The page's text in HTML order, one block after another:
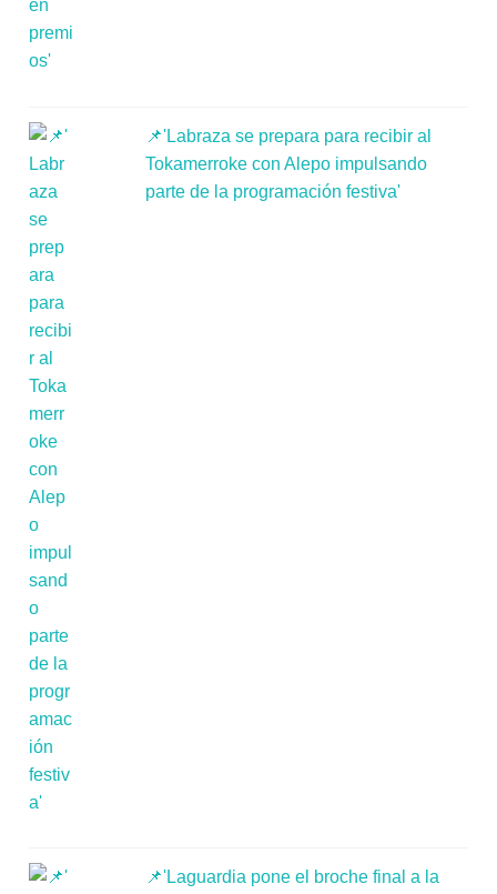
📌'Labraza se prepara para recibir al
Tokamerroke con Alepo impulsando
parte de la programación festiva'
📌'Laguardia pone el broche final a la